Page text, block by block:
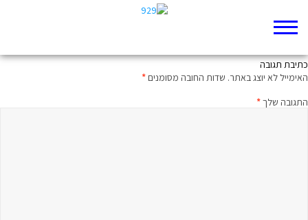
כתיבת תגובה
האימייל לא יוצג באתר. שדות החובה מסומנים*
התגובה שלך*